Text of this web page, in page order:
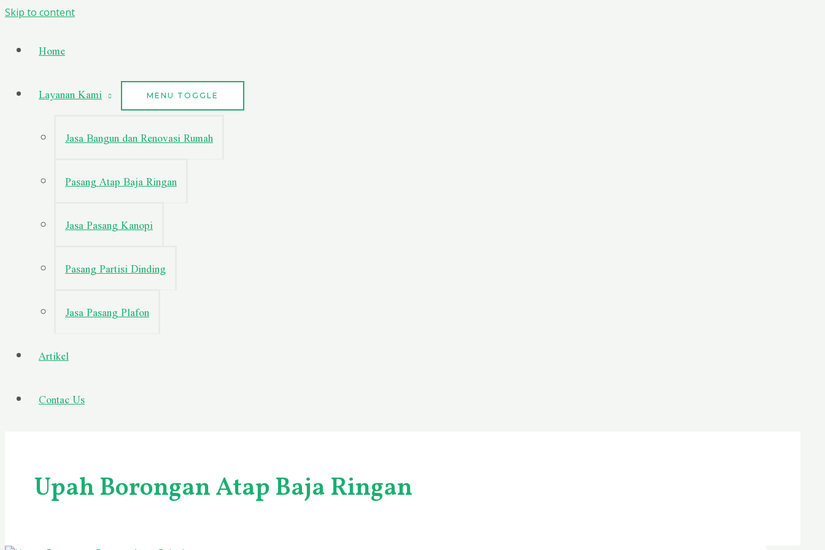
Skip to content
Home
Layanan Kami
MENU TOGGLE
Jasa Bangun dan Renovasi Rumah
Pasang Atap Baja Ringan
Jasa Pasang Kanopi
Pasang Partisi Dinding
Jasa Pasang Plafon
Artikel
Contac Us
Upah Borongan Atap Baja Ringan